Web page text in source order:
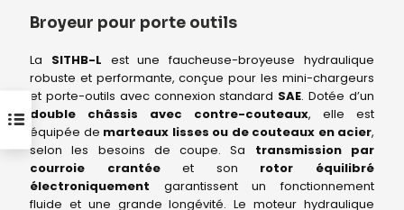
Broyeur pour porte outils
La SITHB-L est une faucheuse-broyeuse hydraulique
robuste et performante, conçue pour les mini-chargeurs
et porte-outils avec connexion standard SAE. Dotée d’un
double châssis avec contre-couteaux, elle est
équipée de marteaux lisses ou de couteaux en acier,
selon les besoins de coupe. Sa transmission par
courroie crantéeet son rotor équilibré
électroniquement garantissent un fonctionnement
fluide et une grande longévité. Le moteur hydraulique